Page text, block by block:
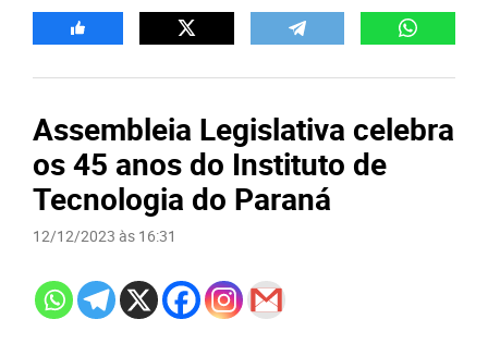
Assembleia Legislativa celebra
os 45 anos do Instituto de
Tecnologia do Paraná
12/12/2023 às 16:31